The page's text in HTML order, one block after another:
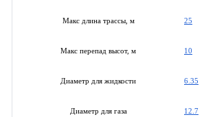
Макс длина трассы, м 25
Макс перепад высот, м 10
Диаметр для жидкости 6.35
Диаметр для газа 12.7